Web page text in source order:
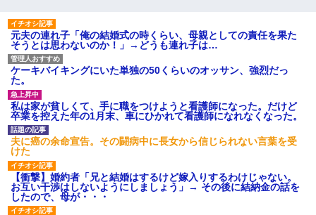
元夫の連れ子「俺の結婚式の時くらい、母親としての責任を果た
そうとは思わないのか！」→どうも連れ子は…
ケーキバイキングにいた単独の50くらいのオッサン、強烈だっ
た。
私は家が貧しくて、手に職をつけようと看護師になった。だけど
卒業を控えた年の1月末、車にひかれて看護師になれなくなった。
夫に癌の余命宣告。その闘病中に長女から信じられない言葉を受
けた
【衝撃】婚約者「兄と結婚はするけど嫁入りするわけじゃない。
お互い干渉はしないようにしましょう」→ その後に結納金の話を
したので、母が・・・